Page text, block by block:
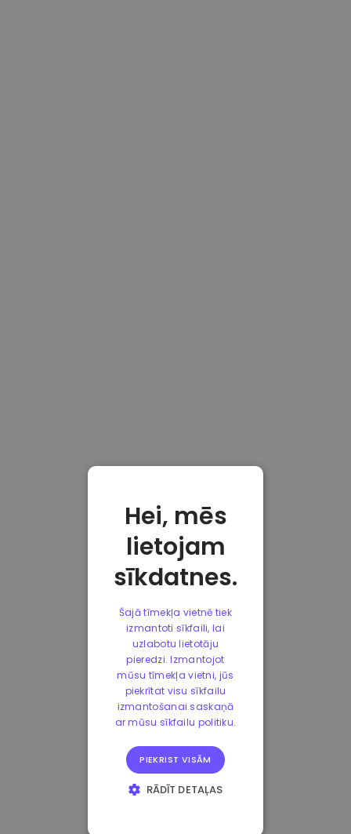
Hei, mēs
lietojam
sīkdatnes.
Šajā tīmekļa vietnē tiek
izmantoti sīkfaili, lai
uzlabotu lietotāju
pieredzi. Izmantojot
mūsu tīmekļa vietni, jūs
piekrītat visu sīkfailu
izmantošanai saskaņā
ar mūsu sīkfailu politiku.
PIEKRIST VISĀM
RĀDĪT DETAĻAS